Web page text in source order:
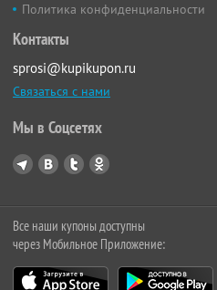
Политика конфиденциальности
Контакты
sprosi@kupikupon.ru
Связаться с нами
Мы в Соцсетях
Все наши купоны доступны
через Мобильное Приложение: